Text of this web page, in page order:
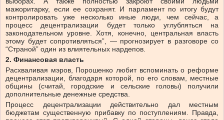
мажоритарку, если ее сохранят. И парламент по итогу будут
контролировать уже несколько иные люди, чем сейчас, а
процесс децентрализации будет только углубляться на
законодательном уровне. Хотя, конечно, центральная власть
этому будет сопротивляться”, — прогнозирует в разговоре со
“Страной” один из влиятельных нардепов.
2. Финансовая власть
Расхваливая мэров, Порошенко любит вспоминать о реформе
децентрализации, благодаря которой, по его словам, местные
общины (считай, городские и сельские головы) получили
дополнительные денежные средства.
Процесс децентрализации действительно дал местным
бюджетам существенную прибавку по поступлениям. Правда,